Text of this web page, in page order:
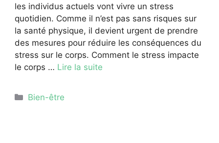
les individus actuels vont vivre un stress
quotidien. Comme il n’est pas sans risques sur
la santé physique, il devient urgent de prendre
des mesures pour réduire les conséquences du
stress sur le corps. Comment le stress impacte
le corps … Lire la suite
Catégories
Bien-être